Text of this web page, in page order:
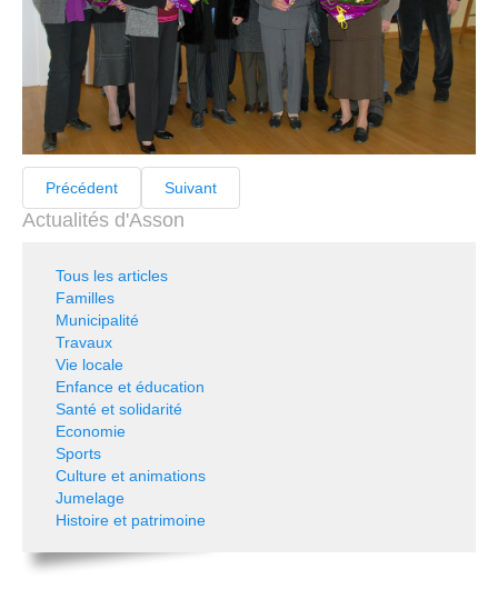
Précédent Suivant
Actualités d'Asson
Tous les articles
Familles
Municipalité
Travaux
Vie locale
Enfance et éducation
Santé et solidarité
Economie
Sports
Culture et animations
Jumelage
Histoire et patrimoine